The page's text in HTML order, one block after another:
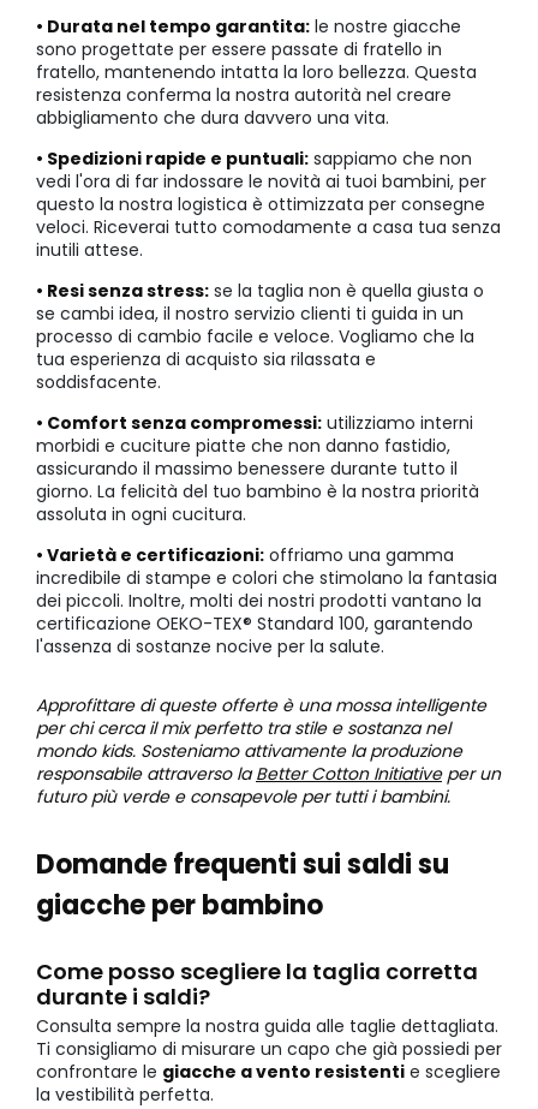
• Durata nel tempo garantita: le nostre giacche
sono progettate per essere passate di fratello in
fratello, mantenendo intatta la loro bellezza. Questa
resistenza conferma la nostra autorità nel creare
abbigliamento che dura davvero una vita.
• Spedizioni rapide e puntuali: sappiamo che non
vedi l'ora di far indossare le novità ai tuoi bambini, per
questo la nostra logistica è ottimizzata per consegne
veloci. Riceverai tutto comodamente a casa tua senza
inutili attese.
• Resi senza stress: se la taglia non è quella giusta o
se cambi idea, il nostro servizio clienti ti guida in un
processo di cambio facile e veloce. Vogliamo che la
tua esperienza di acquisto sia rilassata e
soddisfacente.
• Comfort senza compromessi: utilizziamo interni
morbidi e cuciture piatte che non danno fastidio,
assicurando il massimo benessere durante tutto il
giorno. La felicità del tuo bambino è la nostra priorità
assoluta in ogni cucitura.
• Varietà e certificazioni: offriamo una gamma
incredibile di stampe e colori che stimolano la fantasia
dei piccoli. Inoltre, molti dei nostri prodotti vantano la
certificazione OEKO-TEX® Standard 100, garantendo
l'assenza di sostanze nocive per la salute.
Approfittare di queste offerte è una mossa intelligente
per chi cerca il mix perfetto tra stile e sostanza nel
mondo kids. Sosteniamo attivamente la produzione
responsabile attraverso laBetter Cotton Initiativeper un
futuro più verde e consapevole per tutti i bambini.
Domande frequenti sui saldi su
giacche per bambino
Come posso scegliere la taglia corretta
durante i saldi?
Consulta sempre la nostra guida alle taglie dettagliata.
Ti consigliamo di misurare un capo che già possiedi per
confrontare le giacche a vento resistenti e scegliere
la vestibilità perfetta.